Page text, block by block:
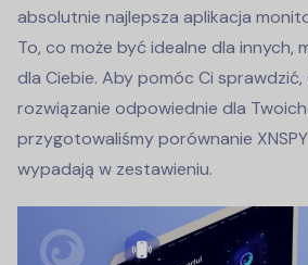
absolutnie najlepsza aplikacja
To, co może być idealne dla innych,
dla Ciebie. Aby pomóc Ci
rozwiązanie odpowiednie dla
przygotowaliśmy porównanie
wypadają w zestawieniu.